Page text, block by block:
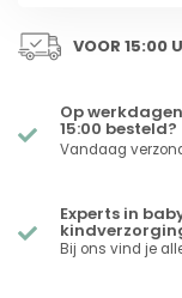
VOOR 15:00
Op
15:00 besteld?
Vandaag
Experts in
Bij ons vind je